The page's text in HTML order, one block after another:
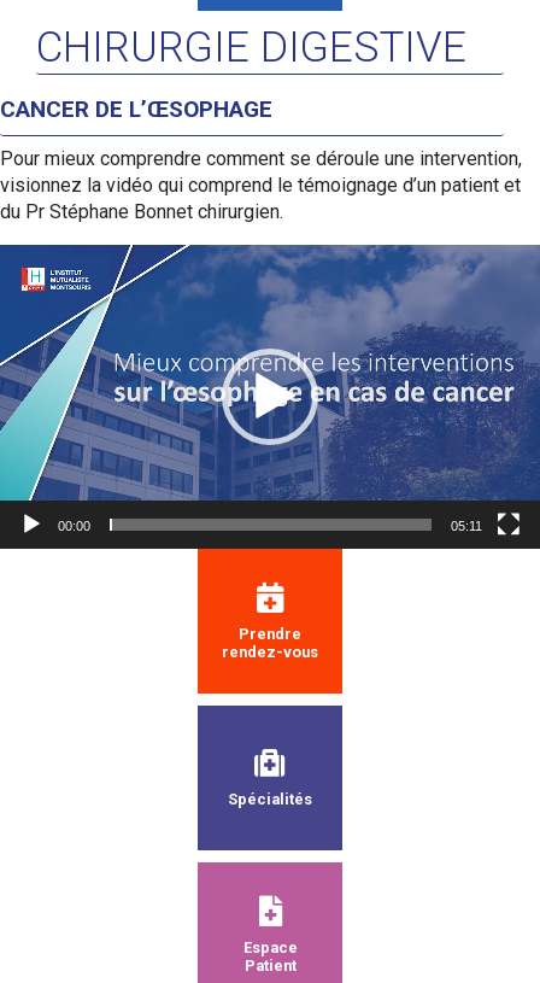
CHIRURGIE DIGESTIVE
CANCER DE L’ŒSOPHAGE
Pour mieux comprendre comment se déroule une intervention,
visionnez la vidéo qui comprend le témoignage d’un patient et
du Pr Stéphane Bonnet chirurgien.
vidéo
00:00 05:11
Prendre
rendez-vous
Spécialités
Espace
Patient